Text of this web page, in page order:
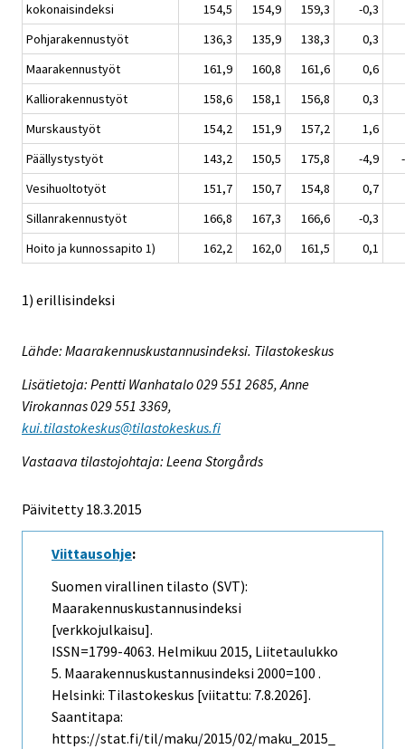
kokonaisindeksi
154,5 154,9 159,3
-0,3
Pohjarakennustyöt
136,3 135,9 138,3
0,3
Maarakennustyöt
161,9 160,8 161,6
0,6
Kalliorakennustyöt
158,6 158,1 156,8
0,3
Murskaustyöt
154,2 151,9 157,2
1,6
Päällystystyöt
143,2 150,5 175,8 -4,9
Vesihuoltotyöt
151,7 150,7 154,8
0,7
Sillanrakennustyöt
166,8 167,3 166,6
-0,3
Hoito ja kunnossapito 1)
162,2 162,0 161,5 0,1
1) erillisindeksi
Lähde: Maarakennuskustannusindeksi. Tilastokeskus
Lisätietoja: Pentti Wanhatalo 029 551 2685, Anne
Virokannas 029 551 3369,
kui.tilastokeskus@tilastokeskus.fi
Vastaava tilastojohtaja: Leena Storgårds
Päivitetty 18.3.2015
Viittausohje:
Suomen virallinen tilasto (SVT):
Maarakennuskustannusindeksi
[verkkojulkaisu].
ISSN=1799-4063. Helmikuu 2015, Liitetaulukko
5. Maarakennuskustannusindeksi 2000=100 .
Helsinki: Tilastokeskus [viitattu: 7.8.2026].
Saantitapa:
https://stat.fi/til/maku/2015/02/maku_2015_